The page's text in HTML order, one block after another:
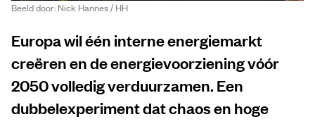
Beeld door: Nick Hannes / HH
Europa wil één interne energiemarkt
creëren en de energievoorziening vóór
2050 volledig verduurzamen. Een
dubbelexperiment dat chaos en hoge